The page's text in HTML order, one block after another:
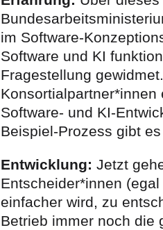
im Software-
Software und KI
Fragestellung
Software- und KI-
Beispiel-Prozess gibt
Entwicklung: Jetzt
Entscheider*innen
einfacher wird, zu
Betrieb immer noch die